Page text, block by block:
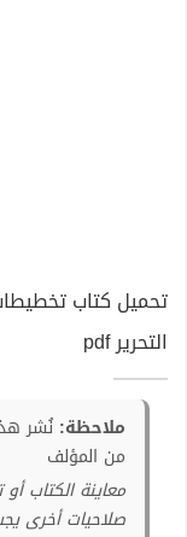
تحميل كتاب
التحرير pdf
ملاحظة: نُشر
من المؤلف
معاينة الكتاب
صلاحيات أخرى